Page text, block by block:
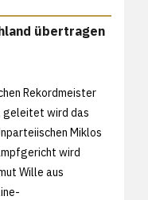
übertragen
Rekordmeister
geleitet wird das
Miklos
wird
Wille aus